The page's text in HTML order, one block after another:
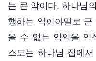
는 큰 악이다. 하나님
행하는 악이야말로
을 수 없는 악임을 인
스도는 하나님 집에